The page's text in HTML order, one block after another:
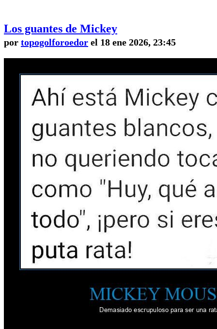
Los guantes de Mickey
por topogolforoedor el 18 ene 2026, 23:45